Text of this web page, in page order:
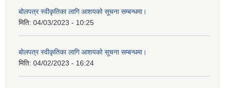
बोलपत्र स्वीकृतिका लागि आशयको सूचना सम्बन्धमा।
मिति: 04/03/2023 - 10:25
बोलपत्र स्वीकृतिका लागि आशयको सूचना सम्बन्धमा।
मिति: 04/02/2023 - 16:24